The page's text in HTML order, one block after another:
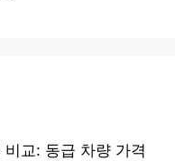
교: 동급 차량 가격